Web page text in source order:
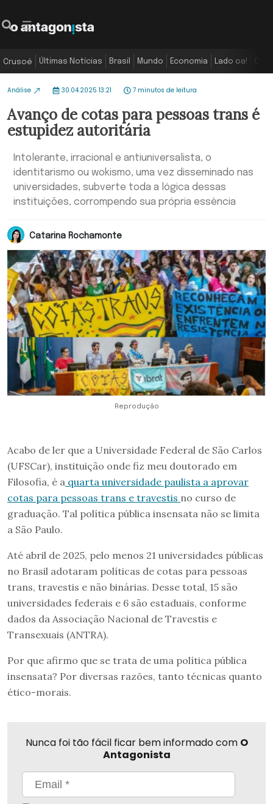
Crusoé Últimas Notícias Brasil Mundo Economia Lado oa!
Análise 30.04.2025 13:21 7 minutos de leitura
Avanço de cotas para pessoas trans é
estupidez autoritária
Intolerante, irracional e antiuniversalista, o
identitarismo ou wokismo, uma vez disseminado nas
universidades, subverte toda a lógica dessas
instituições, corrompendo sua própria essência
Catarina Rochamonte
Reprodução
Acabo de ler que a Universidade Federal de São Carlos
(UFSCar), instituição onde fiz meu doutorado em
Filosofia, é a quarta universidade paulista a aprovar
cotas para pessoas trans e travestis no curso de
graduação. Tal política pública insensata não se limita
a São Paulo.
Até abril de 2025, pelo menos 21 universidades públicas
no Brasil adotaram políticas de cotas para pessoas
trans, travestis e não binárias. Desse total, 15 são
universidades federais e 6 são estaduais, conforme
dados da Associação Nacional de Travestis e
Transexuais (ANTRA).
Por que afirmo que se trata de uma política pública
insensata? Por diversas razões, tanto técnicas quanto
ético-morais.
Nunca foi tão fácil ficar bem informado com O
Antagonista